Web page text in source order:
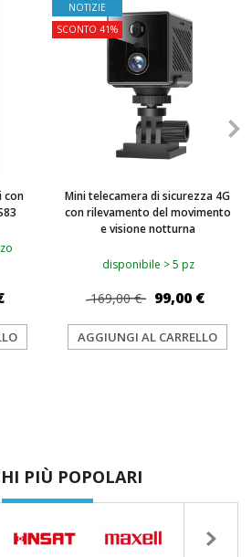
con
NOTIZIE
SCONTO 41%
Mini telecamera di sicurezza 4G
con rilevamento del movimento
e visione notturna
disponibile > 5 pz
169,00 € 99,00 €
AGGIUNGI AL CARRELLO
PIÙ POPOLARI